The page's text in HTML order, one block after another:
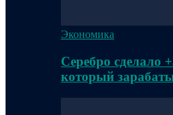
Экономика
Серебро сделало
который